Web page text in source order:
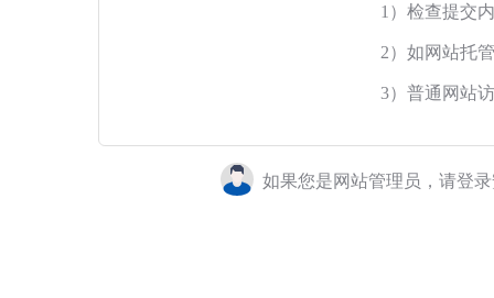
1）检查提交
2）如网站托
3）普通网站
如果您是网站管理员，请登